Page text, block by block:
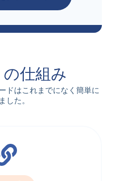
の仕組み
ドはこれまでになく簡単に
した。